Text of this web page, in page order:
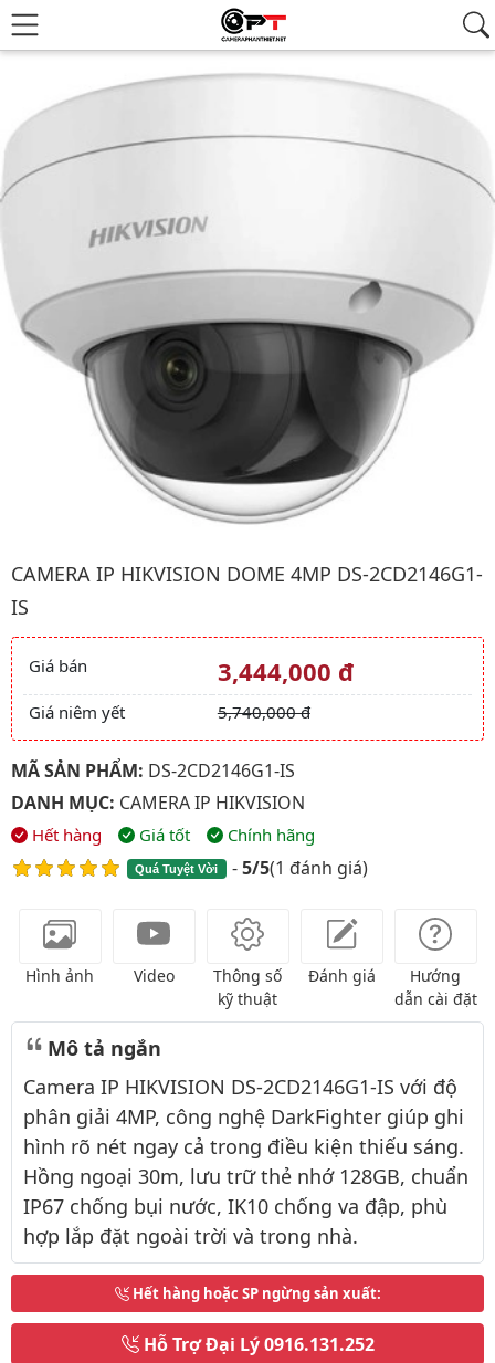
CAMERA IP HIKVISION DOME 4MP DS-2CD2146G1-
IS
Giá và khuyến mãi
Giá bán 3,444,000 đ
Giá niêm yết 5,740,000 đ
MÃ SẢN PHẨM: DS-2CD2146G1-IS
DANH MỤC: CAMERA IP HIKVISION
Hết hàng Giá tốt Chính hãng
Quá Tuyệt Vời -5/5(1 đánh giá)
Hình ảnh Video
Thông số
kỹ thuật
Đánh giá
Hướng
dẫn cài đặt
Mô tả ngắn
Camera IP HIKVISION DS-2CD2146G1-IS với độ
phân giải 4MP, công nghệ DarkFighter giúp ghi
hình rõ nét ngay cả trong điều kiện thiếu sáng.
Hồng ngoại 30m, lưu trữ thẻ nhớ 128GB, chuẩn
IP67 chống bụi nước, IK10 chống va đập, phù
hợp lắp đặt ngoài trời và trong nhà.
Hết hàng hoặc SP ngừng sản xuất:
Hỗ Trợ Đại Lý0916.131.252